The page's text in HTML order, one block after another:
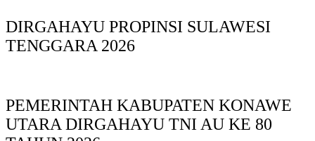
DIRGAHAYU PROPINSI SULAWESI
TENGGARA 2026
PEMERINTAH KABUPATEN KONAWE
UTARA DIRGAHAYU TNI AU KE 80